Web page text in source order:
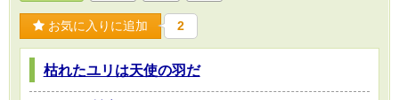
お気に入りに追加 2
枯れたユリは天使の羽だ